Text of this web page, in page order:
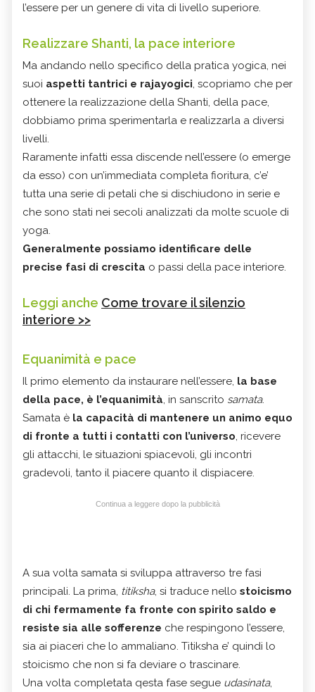
l’essere per un genere di vita di livello superiore.
Realizzare Shanti, la pace interiore
Ma andando nello specifico della pratica yogica, nei
suoi aspetti tantrici e rajayogici, scopriamo che per
ottenere la realizzazione della Shanti, della pace,
dobbiamo prima sperimentarla e realizzarla a diversi
livelli.
Raramente infatti essa discende nell’essere (o emerge
da esso) con un’immediata completa fioritura, c’e’
tutta una serie di petali che si dischiudono in serie e
che sono stati nei secoli analizzati da molte scuole di
yoga.
Generalmente possiamo identificare delle
precise fasi di crescita o passi della pace interiore.
Leggi anche Come trovare il silenzio
interiore >>
Equanimità e pace
Il primo elemento da instaurare nell’essere, la base
della pace, è l’equanimità, in sanscrito samata.
Samata è la capacità di mantenere un animo equo
di fronte a tutti i contatti con l’universo, ricevere
gli attacchi, le situazioni spiacevoli, gli incontri
gradevoli, tanto il piacere quanto il dispiacere.
Continua a leggere dopo la pubblicità
A sua volta samata si sviluppa attraverso tre fasi
principali. La prima, titiksha, si traduce nello stoicismo
di chi fermamente fa fronte con spirito saldo e
resiste sia alle sofferenze che respingono l’essere,
sia ai piaceri che lo ammaliano. Titiksha e’ quindi lo
stoicismo che non si fa deviare o trascinare.
Una volta completata qesta fase segue udasinata,